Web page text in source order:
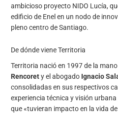
ambicioso proyecto NIDO Lucía,
edificio de Enel en un nodo de
pleno centro de Santiago.
De dónde viene Territoria
Territoria nació en 1997 de la
Rencorety el abogado Ignacio
consolidadas en sus respectivos
experiencia técnica y visión
que «tuvieran impacto en la vida